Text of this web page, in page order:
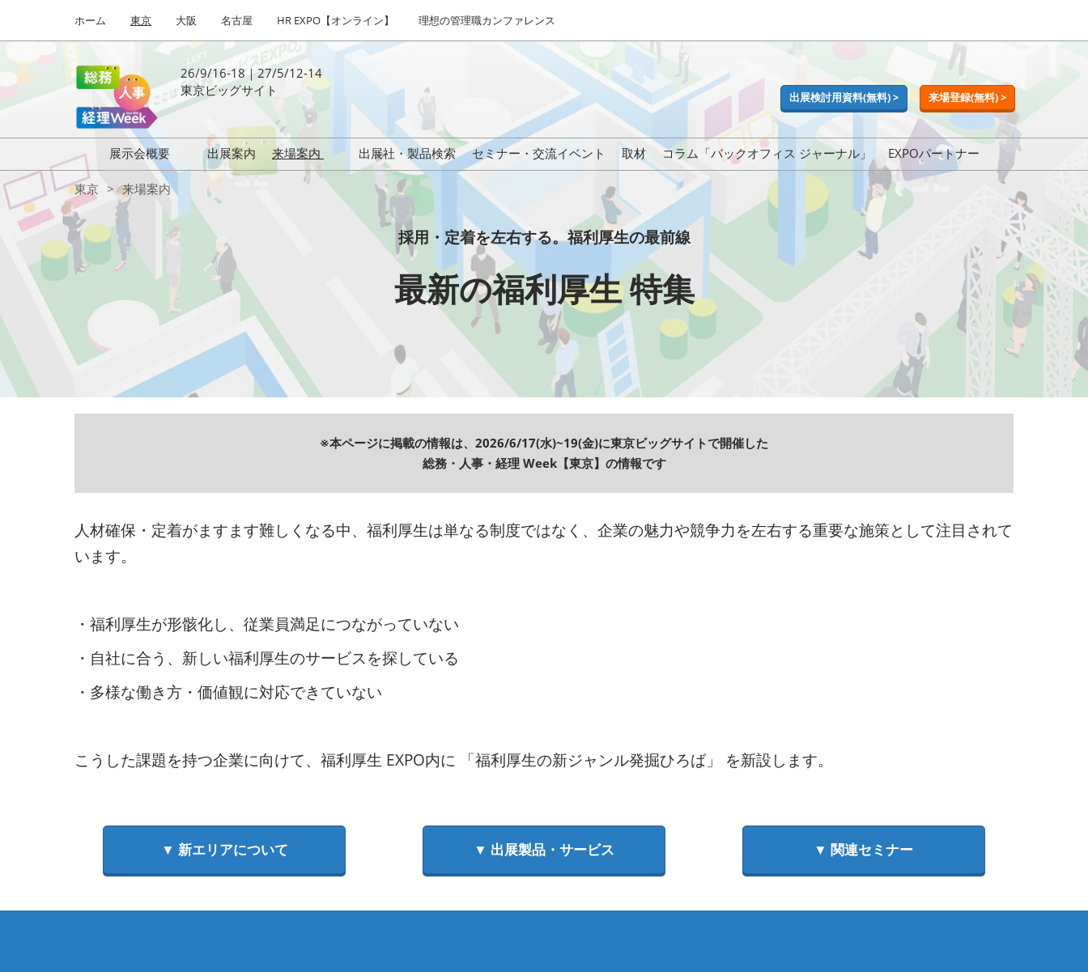
キ
プ
し
て
進
む
to
close
the
ホーム 東京 大阪 名古屋 HR EXPO【オンライン】 理想の管理職カンファレンス
26/9/16-18｜27/5/12-14
東京ビッグサイト
出展検討用資料(無料) > 来場登録(無料) >
展示会概要
働き方改革 EXPO
HR EXPO
福利厚生 EXPO
健康経営 EXPO
会計・財務 EXPO
総務サービス EXPO
オフィス防災 EXPO
法務・コンプライアンス
EXPO
出展案内
来場案内
はじめての来場の方へ
出展社・製品検索 セミナー・交流イベント 取材 コラム「バックオフィス ジャーナル」 EXPOパートナー
東京 来場案内
リ
ス
キ
リ
ン
人
材
開
発
特
｜
総
採用・定着を左右する。福利厚生の最前線
最新の福利厚生 特集
※本ページに掲載の情報は、2026/6/17(水)~19(金)に東京ビッグサイトで開催した
総務・人事・経理 Week【東京】の情報です
人材確保・定着がますます難しくなる中、福利厚生は単なる制度ではなく、企業の魅力や競争力を左右する重要な施策として注目されて
います。
・福利厚生が形骸化し、従業員満足につながっていない
・自社に合う、新しい福利厚生のサービスを探している
・多様な働き方・価値観に対応できていない
こうした課題を持つ企業に向けて、福利厚生 EXPO内に 「福利厚生の新ジャンル発掘ひろば」 を新設します。
▼ 新エリアについて ▼ 出展製品・サービス ▼ 関連セミナー